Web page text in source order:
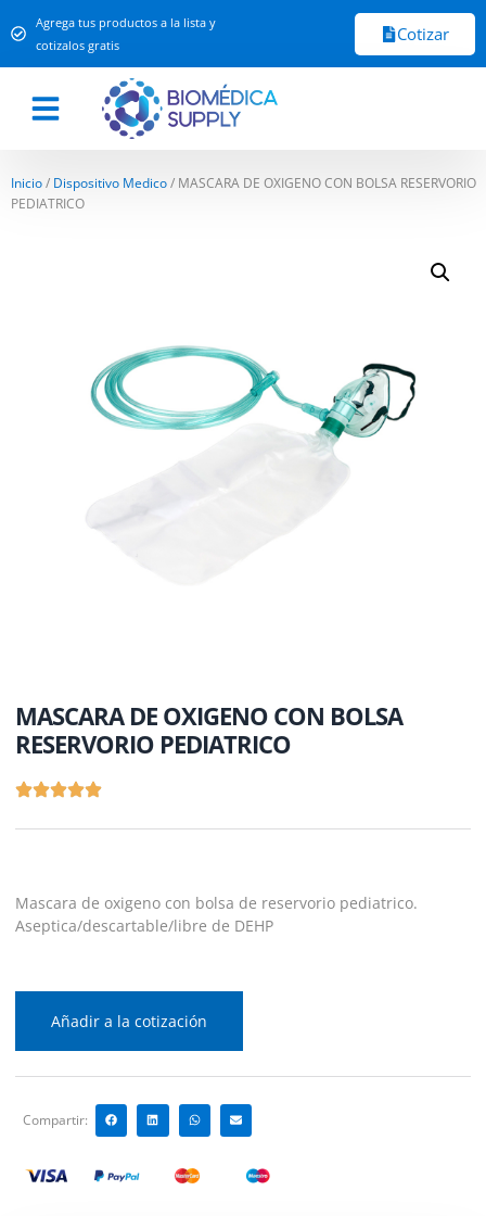
Agrega tus productos a la lista y
cotizalos gratis
Cotizar
Inicio/ Dispositivo Medico/ MASCARA DE OXIGENO CON BOLSA RESERVORIO
PEDIATRICO
MASCARA DE OXIGENO CON BOLSA
RESERVORIO PEDIATRICO
Mascara de oxigeno con bolsa de reservorio pediatrico.
Aseptica/descartable/libre de DEHP
Añadir a la cotización
Compartir: